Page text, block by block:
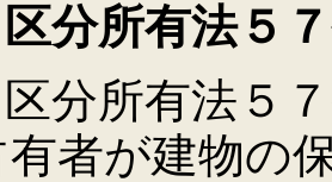
所有法５７
法５７条
有者が建物の